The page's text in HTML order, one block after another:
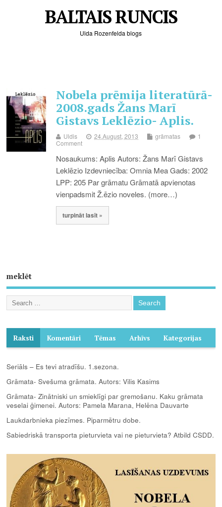
BALTAIS RUNCIS
Ulda Rozenfelda blogs
Nobela prēmija literatūrā-
2008.gads Žans Marī
Gistavs Leklēzio- Aplis.
Uldis 24.August, 2013 grāmatas
1
Comment
Nosaukums: Aplis Autors: Žans Marī Gistavs
Leklēzio Izdevniecība: Omnia Mea Gads: 2002
LPP: 205 Par grāmatu Grāmatā apvienotas
vienpadsmit Ž.ēzio noveles. (more…)
turpināt lasīt »
meklēt
Raksti Komentāri Tēmas Arhīvs Kategorijas
Seriāls – Es tevi atradīšu. 1.sezona.
Grāmata- Svešuma grāmata. Autors: Vilis Kasims
Grāmata- Zinātniski un smieklīgi par gremošanu. Kaku grāmata
veselai ģimenei. Autors: Pamela Marana, Helēna Dauvarte
Laukdarbnieka piezīmes. Piparmētru dobe.
Sabiedriskā transporta pieturvieta vai ne pieturvieta? Atbild CSDD.